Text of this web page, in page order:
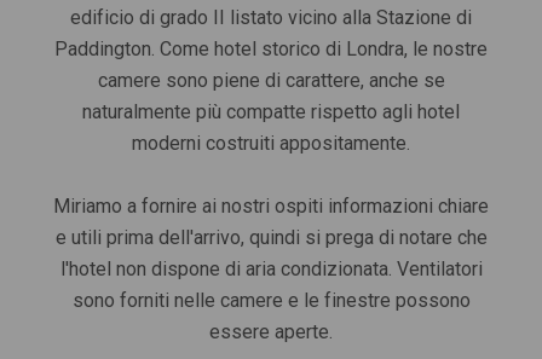
edificio di grado II listato vicino alla Stazione di
Paddington. Come hotel storico di Londra, le nostre
camere sono piene di carattere, anche se
naturalmente più compatte rispetto agli hotel
moderni costruiti appositamente.
Miriamo a fornire ai nostri ospiti informazioni chiare
e utili prima dell'arrivo, quindi si prega di notare che
l'hotel non dispone di aria condizionata. Ventilatori
sono forniti nelle camere e le finestre possono
essere aperte.